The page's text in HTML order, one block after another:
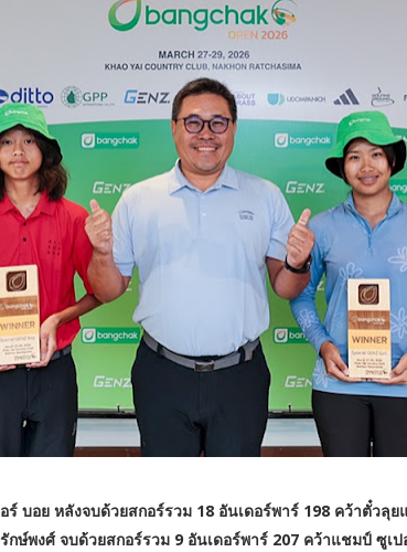
บอย หลังจบด้วยสกอร์รวม 18 อันเดอร์พาร์ 198 คว้าตั๋วลุ
พงศ์ จบด้วยสกอร์รวม 9 อันเดอร์พาร์ 207 คว้าแชมป์ ซูเป